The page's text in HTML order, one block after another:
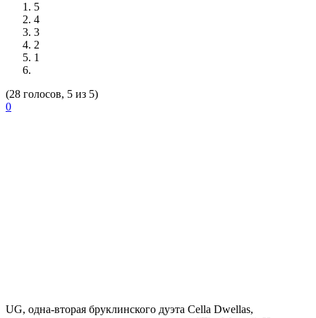
5
4
3
2
1
(28 голосов, 5 из 5)
0
UG, одна-вторая бруклинского дуэта Cella Dwellas,